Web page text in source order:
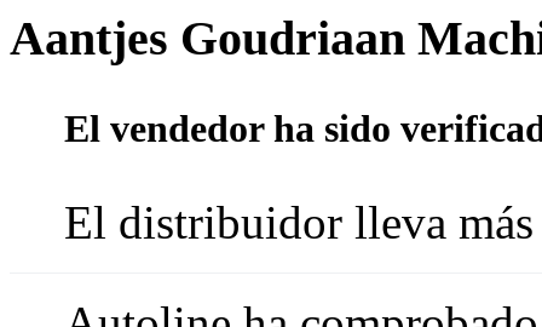
Aantjes Goudriaan
El vendedor ha sido
El distribuidor lleva